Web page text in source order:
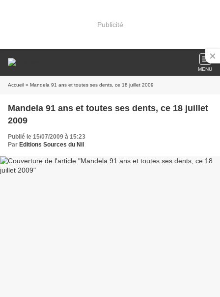
Publicité
MENU
Accueil » Mandela 91 ans et toutes ses dents, ce 18 juillet 2009
Mandela 91 ans et toutes ses dents, ce 18 juillet
2009
Publié le 15/07/2009 à 15:23
Par Editions Sources du Nil